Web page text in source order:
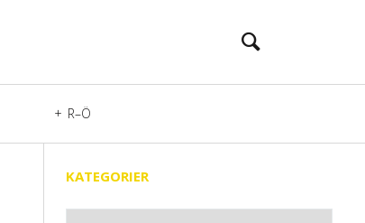
R–Ö
KATEGORIER